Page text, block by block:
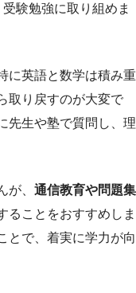
験勉強に取り組めま
に英語と数学は積み重
取り戻すのが大変で
先生や塾で質問し、理
が、 通信教育や問題集
ることをおすすめしま
とで、着実に学力が向